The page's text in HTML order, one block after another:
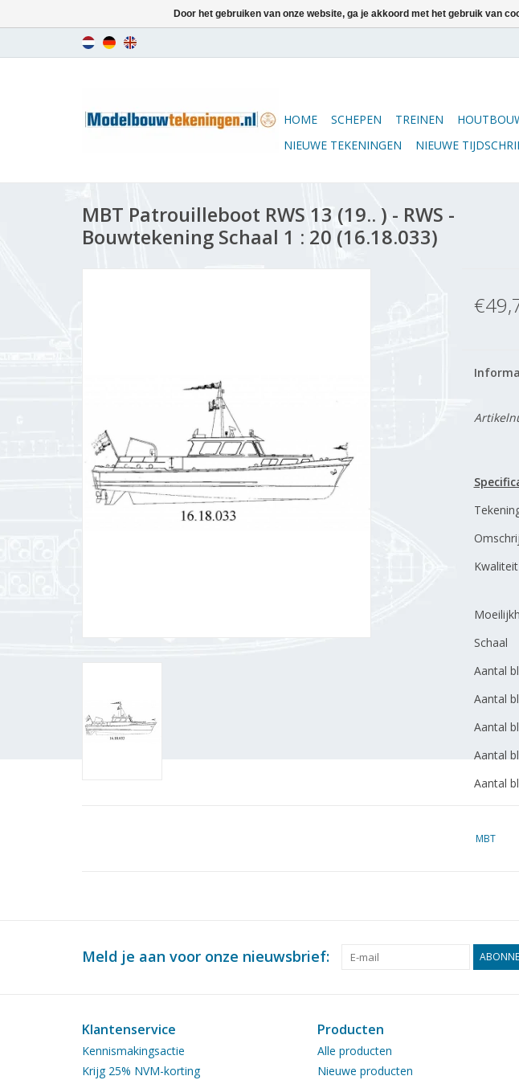
HOME SCHEPEN TREINEN
NIEUWE TEKENINGEN
NIEUWE
MBT Patrouilleboot RWS 13 (19.. ) - RWS -
Bouwtekening Schaal 1 : 20 (16.18.033)
Kwaliteit
Schaal
Aantal
Aantal
Aantal
Aantal
Aantal
Totaal
MBT
Meld je aan voor onze nieuwsbrief:
Klantenservice
Kennismakingsactie
Krijg 25% NVM-korting
Producten
Alle producten
Nieuwe producten
Door het gebruiken van onze website, ga je akkoord met het gebruik van